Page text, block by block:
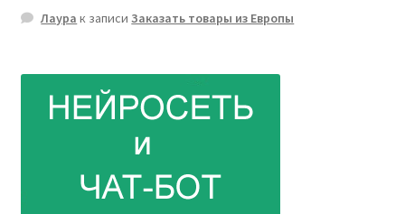
Лаура к записиЗаказать товары из Европы